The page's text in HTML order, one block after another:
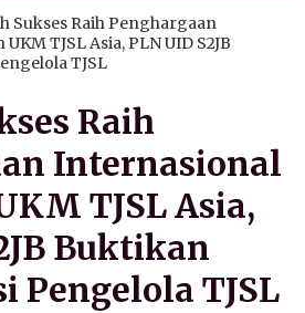
Sukses Raih Penghargaan
TJSL Asia, PLN UID S2JB
TJSL
Raih
Internasional
TJSL Asia,
Buktikan
Pengelola TJSL